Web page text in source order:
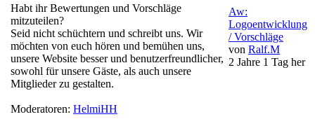
Habt ihr Bewertungen und Vorschläge
mitzuteilen?
Seid nicht schüchtern und schreibt uns. Wir
möchten von euch hören und bemühen uns,
unsere Website besser und benutzerfreundlicher,
sowohl für unsere Gäste, als auch unsere
Mitglieder zu gestalten.
Moderatoren: HelmiHH
Aw:
Logoentwicklung
/ Vorschläge
von Ralf.M
2 Jahre 1 Tag her